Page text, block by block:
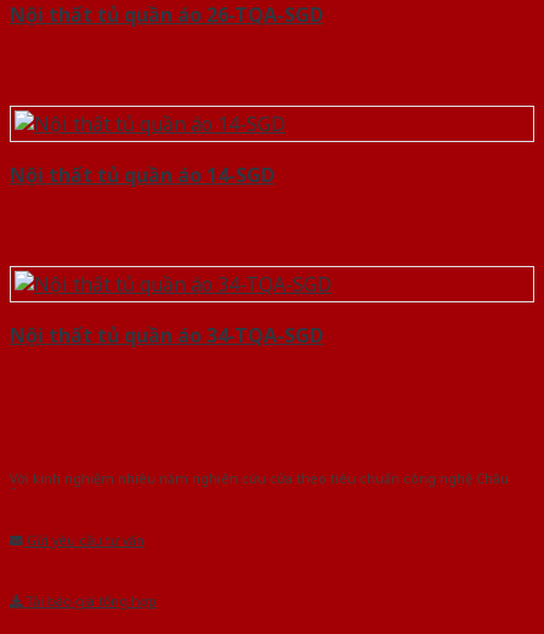
Nội thất tủ quần áo 26-TQA-SGD
Nội thất tủ quần áo 14-SGD
Nội thất tủ quần áo 34-TQA-SGD
Với kinh nghiệm nhiêu năm nghiên cứu cửa theo tiêu chuẩn công nghệ Châu
Gửi yêu cầu tư vấn
Tải báo giá tổng hợp